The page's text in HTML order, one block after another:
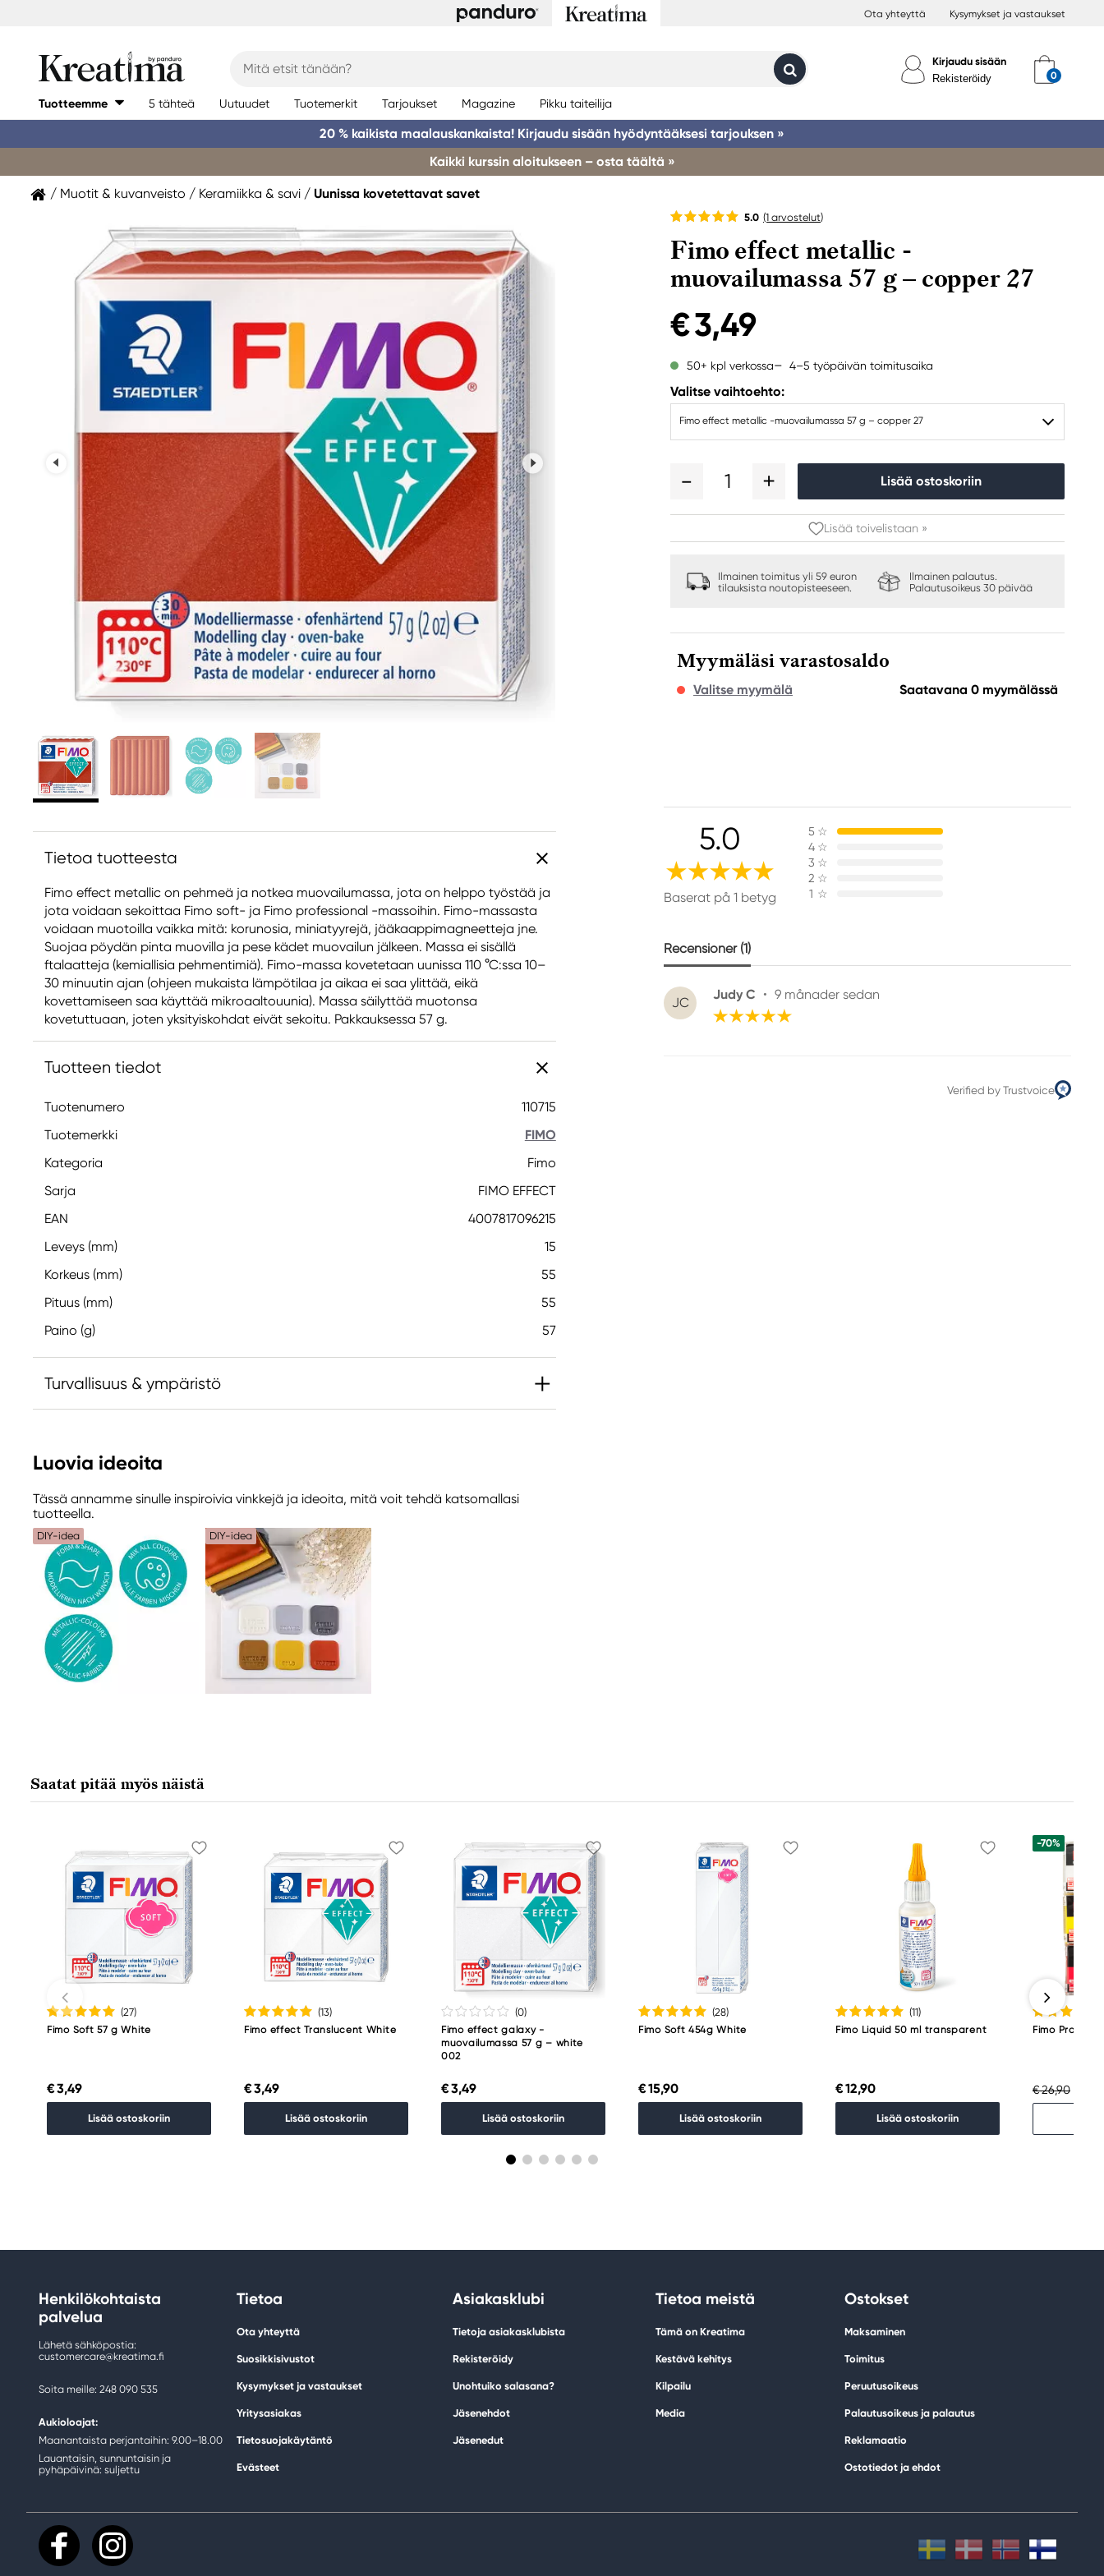
Ota yhteyttä Kysymykset ja vastaukset
Kirjaudu sisään
Rekisteröidy
Tuotteemme 5 tähteä Uutuudet Tuotemerkit Tarjoukset Magazine Pikku taiteilija
20 % kaikista maalauskankaista! Kirjaudu sisään hyödyntääksesi tarjouksen »
Kaikki kurssin aloitukseen – osta täältä »
Muotit & kuvanveisto Keramiikka & savi Uunissa kovetettavat savet
5.0 (1 arvostelut)
Fimo effect metallic -
muovailumassa 57 g – copper 27
€ 3,49
50+ kpl verkossa 4–5 työpäivän toimitusaika
Valitse vaihtoehto:
Fimo effect metallic -muovailumassa 57 g – copper 27
1 Lisää ostoskoriin
Lisää toivelistaan »
Ilmainen toimitus yli 59 euron
tilauksista noutopisteeseen.
Ilmainen palautus.
Palautusoikeus 30 päivää
Myymäläsi varastosaldo
Valitse myymälä Saatavana 0 myymälässä
Tietoa tuotteesta
Fimo effect metallic on pehmeä ja notkea muovailumassa, jota on helppo työstää ja
jota voidaan sekoittaa Fimo soft- ja Fimo professional -massoihin. Fimo-massasta
voidaan muotoilla vaikka mitä: korunosia, miniatyyrejä, jääkaappimagneetteja jne.
Suojaa pöydän pinta muovilla ja pese kädet muovailun jälkeen. Massa ei sisällä
ftalaatteja (kemiallisia pehmentimiä). Fimo-massa kovetetaan uunissa 110 °C:ssa 10–
30 minuutin ajan (ohjeen mukaista lämpötilaa ja aikaa ei saa ylittää, eikä
kovettamiseen saa käyttää mikroaaltouunia). Massa säilyttää muotonsa
kovetuttuaan, joten yksityiskohdat eivät sekoitu. Pakkauksessa 57 g.
Tuotteen tiedot
Tuotenumero
110715
Tuotemerkki
FIMO
Kategoria
Fimo
Sarja
FIMO EFFECT
EAN
4007817096215
Leveys (mm)
15
Korkeus (mm)
55
Pituus (mm)
55
Paino (g)
57
Turvallisuus & ympäristö
FIMO
MOOSAECKERstr. 3
90427 Nuernberg, Germany
Info_EN.CA@staedtler.com
+49(0)9911
5.0
Baserat på 1 betyg
5 ☆
4 ☆
3 ☆
2 ☆
1 ☆
Recensioner (1)
JC
Judy C • 9 månader sedan
Verified by Trustvoice
Luovia ideoita
Tässä annamme sinulle inspiroivia vinkkejä ja ideoita, mitä voit tehdä katsomallasi
tuotteella.
DIY-idea DIY-idea
Saatat pitää myös näistä
(27)
Fimo Soft 57 g White
€ 3,49
Lisää ostoskoriin
(13)
Fimo effect Translucent White
€ 3,49
Lisää ostoskoriin
(0)
Fimo effect galaxy -
muovailumassa 57 g – white
002
€ 3,49
Lisää ostoskoriin
(28)
Fimo Soft 454g White
€ 15,90
Lisää ostoskoriin
(11)
Fimo Liquid 50 ml transparent
€ 12,90
Lisää ostoskoriin
-70%
Fimo
€ 26,90
Henkilökohtaista
palvelua
Lähetä sähköpostia:
customercare@kreatima.fi
Soita meille: 248 090 535
Aukioloajat:
Maanantaista perjantaihin: 9.00–18.00
Lauantaisin, sunnuntaisin ja
pyhäpäivinä: suljettu
Tietoa
Ota yhteyttä
Suosikkisivustot
Kysymykset ja vastaukset
Yritysasiakas
Tietosuojakäytäntö
Evästeet
Asiakasklubi
Tietoja asiakasklubista
Rekisteröidy
Unohtuiko salasana?
Jäsenehdot
Jäsenedut
Tietoa meistä
Tämä on Kreatima
Kestävä kehitys
Kilpailu
Media
Ostokset
Maksaminen
Toimitus
Peruutusoikeus
Palautusoikeus ja palautus
Reklamaatio
Ostotiedot ja ehdot